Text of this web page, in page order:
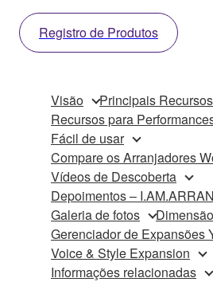
Registro de Produtos
Visão
Principais Recursos
Recursos para
Fácil de usar
Compare os Arranjadores
Vídeos de Descoberta
Depoimentos –
Galeria de fotos
Gerenciador de Expansões
Voice & Style Expansion
Informações relacionadas